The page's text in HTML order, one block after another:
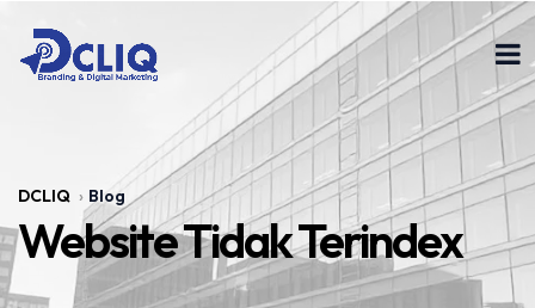
DCLIQ Blog
Website Tidak Terindex